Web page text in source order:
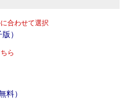
合わせて選択
）
ら
料）